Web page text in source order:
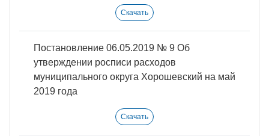
Скачать
Постановление 06.05.2019 № 9 Об
утверждении росписи расходов
муниципального округа Хорошевский на май
2019 года
Скачать